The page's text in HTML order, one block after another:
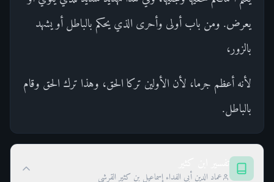
يعرض. ومن باب أولى وأحرى الذي يحكم بالباطل أو يشهد
بالزور،
لأنه أعظم جرما، لأن الأولين تركا الحق، وهذا ترك الحق وقام
بالباطل.
عماد الدين أبي الفداء إسماعيل بن كثير القرشي